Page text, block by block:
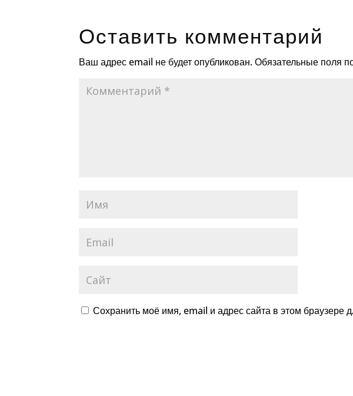
Оставить комментарий
Ваш адрес email не будет опубликован. Обязательные поля
Сохранить моё имя, email и адрес сайта в этом